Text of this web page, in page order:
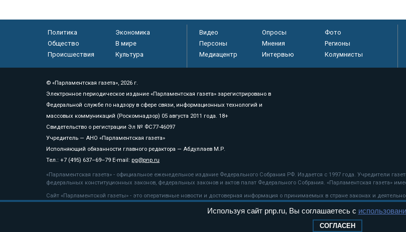
Политика
Экономика
Общество
В мире
Происшествия
Культура
Видео Опросы
Фото
Персоны
Мнения
Регионы
Медиацентр
Интервью Колумнисты
© «Парламентская газета», 2026 г.
Электронное периодическое издание «Парламентская газета» зарегистрировано в
Федеральной службе по надзору в сфере связи, информационных технологий и
массовых коммуникаций (Роскомнадзор) 05 августа 2011 года. 18+
Свидетельство о регистрации Эл № ФС77-46097
Учредитель — АНО «Парламентская газета»
Исполняющий обязанности главного редактора — Абдуллаев М.Р.
Тел.: +7 (495) 637–69–79 E-mail: pg@pnp.ru
«Парламентская газета» - официальное еженедельное издание Федерального Собрания РФ. Издается с 1997 года. Учредители
федеральных конституционных законов, федеральных законов и актов палат Федерального Собрания. «Парламентская газета»
Сайт «Парламентской газеты» - это оперативные новости и достоверная информация о принимаемых в стране законах и
«Парламентской газеты» активная ссылка на pnp.ru обязательна.
рекомендательные технологии
Используя сайт pnp.ru, Вы соглашаетесь с
СОГЛАСЕН